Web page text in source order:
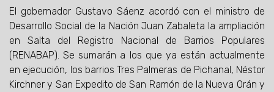
El gobernador Gustavo Sáenz acordó con el ministro de
Desarrollo Social de la Nación Juan Zabaleta la ampliación
en Salta del Registro Nacional de Barrios Populares
(RENABAP). Se sumarán a los que ya están actualmente
en ejecución, los barrios Tres Palmeras de Pichanal, Néstor
Kirchner y San Expedito de San Ramón de la Nueva Orán y